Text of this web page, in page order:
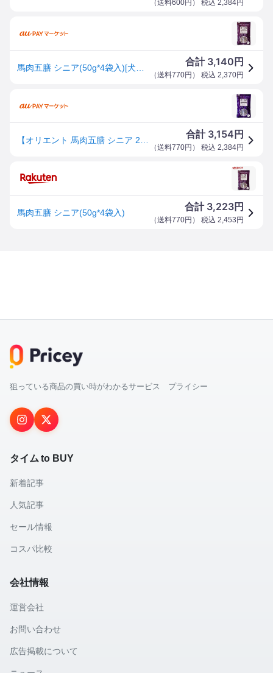
（送料600円 ） 税込 2,384円
合計 3,140 円
（送料770円 ） 税込 2,370円
合計 3,154 円
（送料770円 ） 税込 2,384円
馬肉五膳 シニア(50g*4袋入)
合計 3,223円
（送料770円 ） 税込 2,453 円
狙っている商品の買い時がわかるサービス プライシー
タイム to BUY
新着記事
人気記事
セール情報
コスパ比較
会社情報
運営会社
お問い合わせ
広告掲載について